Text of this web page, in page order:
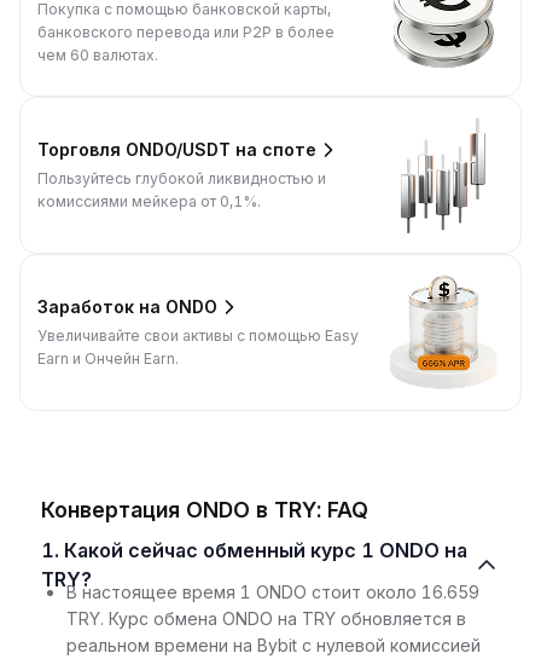
Покупка с помощью банковской карты,
банковского перевода или P2P в более
чем 60 валютах.
Торговля ONDO/USDT на споте
Пользуйтесь глубокой ликвидностью и
комиссиями мейкера от 0,1%.
Заработок на ONDO
Увеличивайте свои активы с помощью Easy
Earn и Ончейн Earn.
Конвертация ONDO в TRY: FAQ
1. Какой сейчас обменный курс 1 ONDO на
TRY?
В настоящее время 1 ONDO стоит около 16.659
TRY. Курс обмена ONDO на TRY обновляется в
реальном времени на Bybit с нулевой комиссией